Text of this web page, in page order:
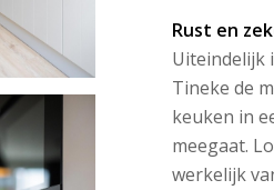
Rust en
Uiteindelijk
Tineke de
keuken in
meegaat.
werkelijk